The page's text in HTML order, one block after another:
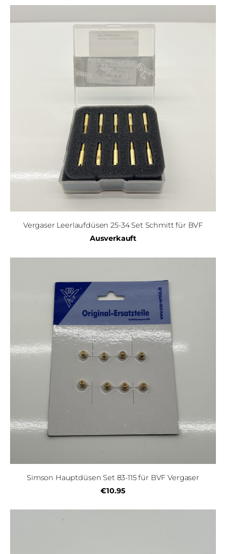
Vergaser Leerlaufdüsen 25-34 Set Schmitt für BVF
Ausverkauft
Simson Hauptdüsen Set 83-115 für BVF Vergaser
€10.95